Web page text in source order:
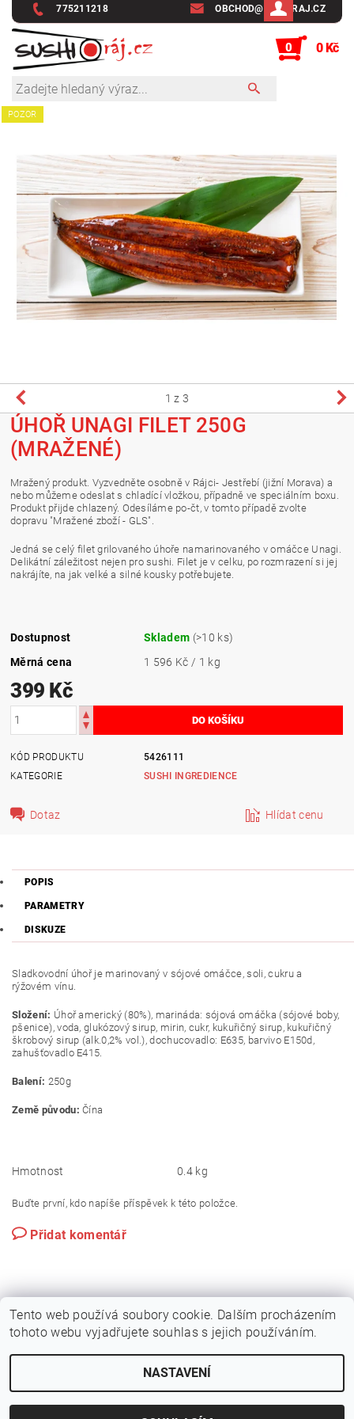
775211218 OBCHOD@SUSHIRAJ.CZ
0 0 Kč
POZOR
1 z 3
ÚHOŘ UNAGI FILET 250G
(MRAŽENÉ)
Mražený produkt. Vyzvedněte osobně v Rájci- Jestřebí (jižní Morava) a
nebo můžeme odeslat s chladící vložkou, případně ve speciálním boxu.
Produkt přijde chlazený. Odesíláme po-čt, v tomto případě zvolte
dopravu "Mražené zboží - GLS".
Jedná se celý filet grilovaného úhoře namarinovaného v omáčce Unagi.
Delikátní záležitost nejen pro sushi. Filet je v celku, po rozmrazení si jej
nakrájíte, na jak velké a silné kousky potřebujete.
Dostupnost Skladem (>10 ks)
Měrná cena
1 596 Kč / 1 kg
399 Kč
KÓD PRODUKTU
5426111
KATEGORIE
SUSHI INGREDIENCE
Dotaz Hlídat cenu
POPIS
PARAMETRY
DISKUZE
Sladkovodní úhoř je marinovaný v sójové omáčce, soli, cukru a
rýžovém vínu.
Složení: Úhoř americký (80%), marináda: sójová omáčka (sójové boby,
pšenice), voda, glukózový sirup, mirin, cukr, kukuřičný sirup, kukuřičný
škrobový sirup (alk.0,2% vol.), dochucovadlo: E635, barvivo E150d,
zahušťovadlo E415.
Balení: 250g
Země původu: Čína
Hmotnost 0.4 kg
Buďte první, kdo napíše příspěvek k této položce.
Přidat komentář
2026 © Kvalitní suroviny na sushi - sushiraj.cz, všechna práva vyhrazena
Tento web používá soubory cookie. Dalším procházením
tohoto webu vyjadřujete souhlas s jejich používáním.
NASTAVENÍ